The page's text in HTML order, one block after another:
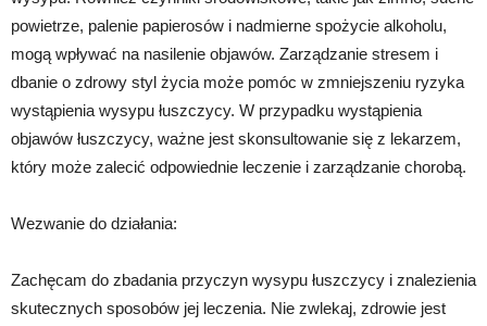
powietrze, palenie papierosów i nadmierne spożycie alkoholu,
mogą wpływać na nasilenie objawów. Zarządzanie stresem i
dbanie o zdrowy styl życia może pomóc w zmniejszeniu ryzyka
wystąpienia wysypu łuszczycy. W przypadku wystąpienia
objawów łuszczycy, ważne jest skonsultowanie się z lekarzem,
który może zalecić odpowiednie leczenie i zarządzanie chorobą.
Wezwanie do działania:
Zachęcam do zbadania przyczyn wysypu łuszczycy i znalezienia
skutecznych sposobów jej leczenia. Nie zwlekaj, zdrowie jest